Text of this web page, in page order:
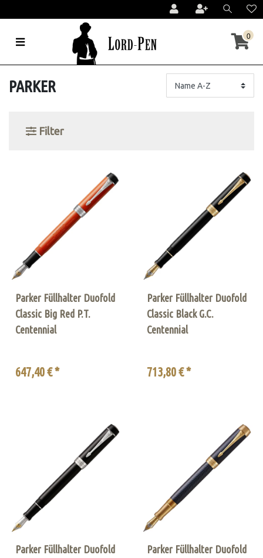
0
PARKER
Filter
Parker Füllhalter Duofold
Classic Big Red P.T.
Centennial
647,40 € *
Parker Füllhalter Duofold
Classic Black G.C.
Centennial
713,80 € *
Parker Füllhalter Duofold
Parker Füllhalter Duofold